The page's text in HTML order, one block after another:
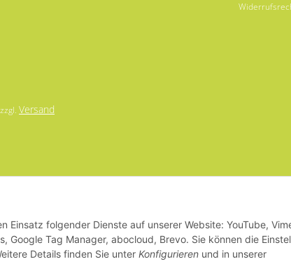
Versand
Einsatz folgender Dienste auf unserer Website: YouTube,
Google Tag Manager, abocloud, Brevo. Sie können die
Details finden Sie unter Konfigurieren und in unserer